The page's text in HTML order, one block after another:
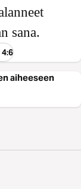
sana.
aiheeseen